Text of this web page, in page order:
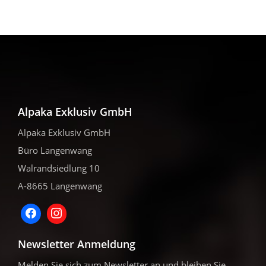
Alpaka Exklusiv GmbH
Alpaka Exklusiv GmbH
Büro Langenwang
Walrandsiedlung 10
A-8665 Langenwang
Newsletter Anmeldung